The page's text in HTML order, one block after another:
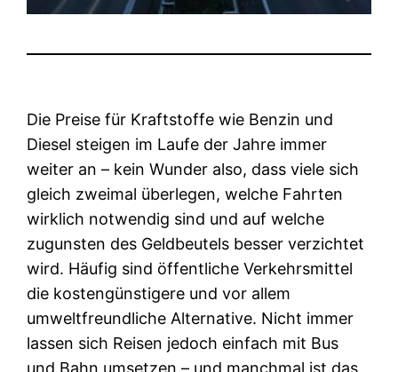
Die Preise für Kraftstoffe wie Benzin und
Diesel steigen im Laufe der Jahre immer
weiter an – kein Wunder also, dass viele sich
gleich zweimal überlegen, welche Fahrten
wirklich notwendig sind und auf welche
zugunsten des Geldbeutels besser verzichtet
wird. Häufig sind öffentliche Verkehrsmittel
die kostengünstigere und vor allem
umweltfreundliche Alternative. Nicht immer
lassen sich Reisen jedoch einfach mit Bus
und Bahn umsetzen – und manchmal ist das